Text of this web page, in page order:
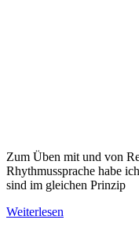
Zum Üben mit und von
Rhythmussprache habe
sind im gleichen Prinzip
Weiterlesen